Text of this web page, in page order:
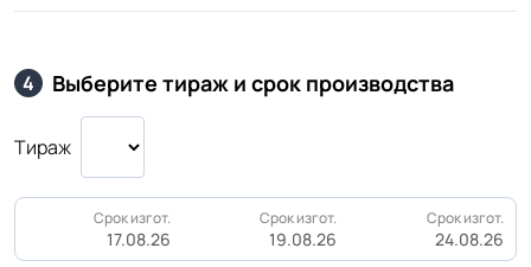
4 Выберите тираж и срок производства
Тираж
Срок изгот.
17.08.26
Срок изгот.
19.08.26
Срок изгот.
24.08.26